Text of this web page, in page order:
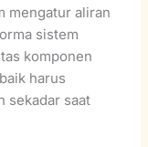
mengatur aliran
sistem
komponen
harus
sekadar saat